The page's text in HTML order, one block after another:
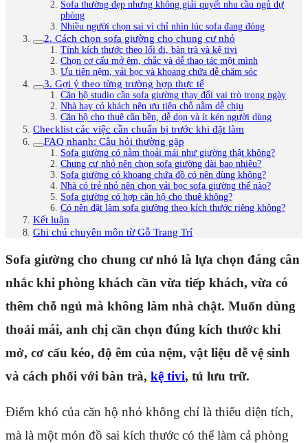
Sofa thường đẹp nhưng không giải quyết nhu cầu ngủ dự
phòng
Nhiều người chọn sai vì chỉ nhìn lúc sofa đang đóng
2. Cách chọn sofa giường cho chung cư nhỏ
Tính kích thước theo lối đi, bàn trà và kệ tivi
Chọn cơ cấu mở êm, chắc và dễ thao tác một mình
Ưu tiên nệm, vải bọc và khoang chứa dễ chăm sóc
3. Gợi ý theo từng trường hợp thực tế
Căn hộ studio cần sofa giường thay đổi vai trò trong ngày
Nhà hay có khách nên ưu tiên chỗ nằm dễ chịu
Căn hộ cho thuê cần bền, dễ dọn và ít kén người dùng
Checklist các việc cần chuẩn bị trước khi đặt làm
FAQ nhanh: Câu hỏi thường gặp
Sofa giường có nằm thoải mái như giường thật không?
Chung cư nhỏ nên chọn sofa giường dài bao nhiêu?
Sofa giường có khoang chứa đồ có nên dùng không?
Nhà có trẻ nhỏ nên chọn vải bọc sofa giường thế nào?
Sofa giường có hợp căn hộ cho thuê không?
Có nên đặt làm sofa giường theo kích thước riêng không?
Kết luận
Ghi chú chuyên môn từ Gỗ Trang Trí
Sofa giường cho chung cư nhỏ là lựa chọn đáng cân
nhắc khi phòng khách cần vừa tiếp khách, vừa có
thêm chỗ ngủ mà không làm nhà chật. Muốn dùng
thoải mái, anh chị cần chọn đúng kích thước khi
mở, cơ cấu kéo, độ êm của nệm, vật liệu dễ vệ sinh
và cách phối với bàn trà, kệ tivi, tủ lưu trữ.
Điểm khó của căn hộ nhỏ không chỉ là thiếu diện tích,
mà là một món đồ sai kích thước có thể làm cả phòng